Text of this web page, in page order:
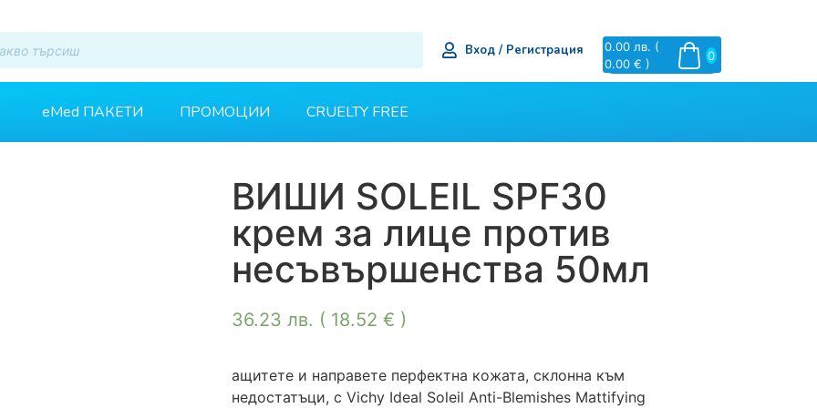
Вход / Регистрация 0
0.00 лв. (
0.00 € )
eMed ПАКЕТИ ПРОМОЦИИ CRUELTY FREE
ВИШИ SOLEIL SPF30
крем за лице против
несъвършенства 50мл
36.23 лв. ( 18.52 € )
ащитете и направете перфектна кожата, склонна към
недостатъци, с Vichy Ideal Soleil Anti-Blemishes Mattifying